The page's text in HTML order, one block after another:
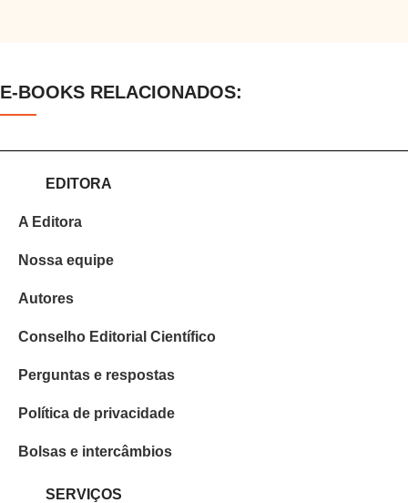
E-BOOKS RELACIONADOS:
EDITORA
A Editora
Nossa equipe
Autores
Conselho Editorial Científico
Perguntas e respostas
Política de privacidade
Bolsas e intercâmbios
SERVIÇOS